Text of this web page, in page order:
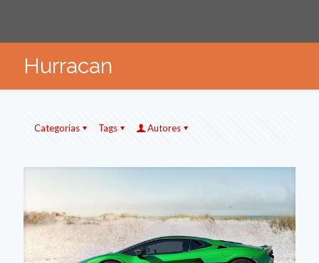
Hurracan
Categorias Tags Autores